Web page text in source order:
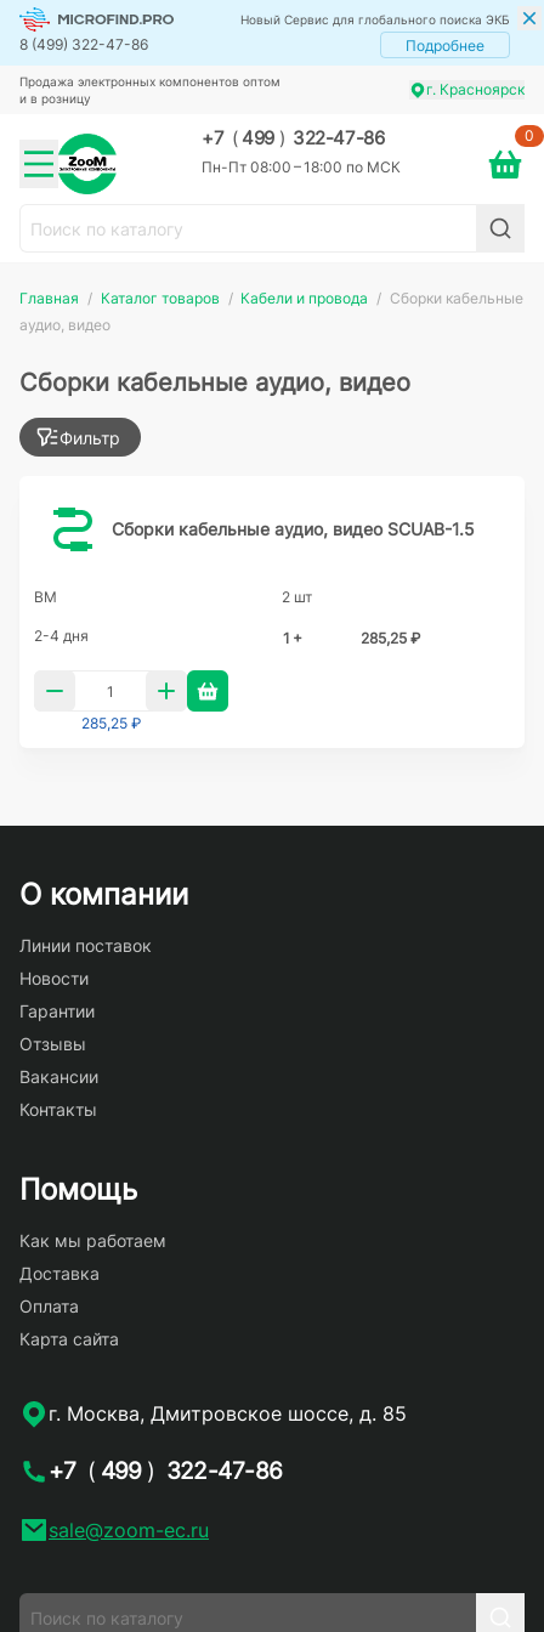
Новый Сервис для глобального поиска ЭКБ
8 (499) 322-47-86 Подробнее
Продажа электронных компонентов оптом
и в розницу
г. Красноярск
+7 (499 ) 322-47-86
Пн-Пт 08:00 – 18:00 по МСК
0
Главная Каталог товаров Кабели и провода
Сборки кабельные
аудио, видео
Сборки кабельные аудио, видео
Фильтр
Сборки кабельные аудио, видео SCUAB-1.5
BM 2 шт
2-4 дня 1 + 285,25 ₽
285,25 ₽
О компании
Линии поставок
Новости
Гарантии
Отзывы
Вакансии
Контакты
Помощь
Как мы работаем
Доставка
Оплата
Карта сайта
г. Москва, Дмитровское шоссе, д. 85
+7 ( 499 ) 322-47-86
sale@zoom-ec.ru